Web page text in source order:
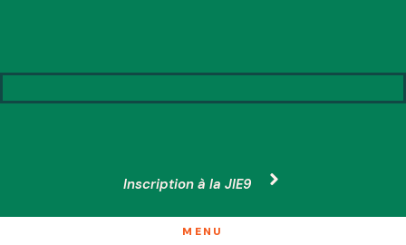
Inscription à la JIE9
MENU